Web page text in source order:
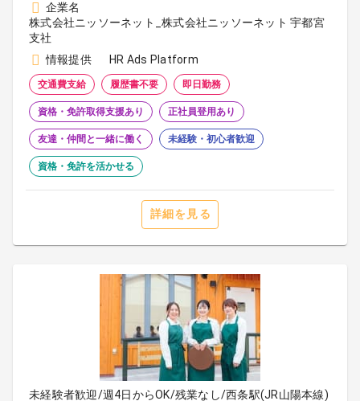
企業名
株式会社ニッソーネット_株式会社ニッソーネット 宇都宮
支社
情報提供
HR Ads Platform
交通費支給 履歴書不要 即日勤務
資格・免許取得支援あり 正社員登用あり
友達・仲間と一緒に働く 未経験・初心者歓迎
資格・免許を活かせる
詳細を見る
未経験者歓迎/週4日からOK/残業なし/西条駅(JR山陽本線)